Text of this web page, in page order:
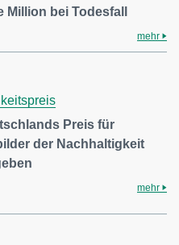
Million bei Todesfall
mehr
Preis für
der Nachhaltigkeit
mehr